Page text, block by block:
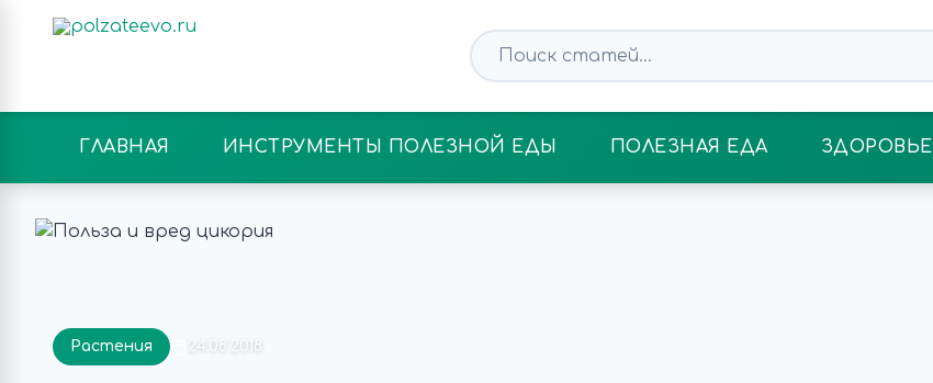
ГЛАВНАЯ ИНСТРУМЕНТЫ ПОЛЕЗНОЙ ЕДЫ ПОЛЕЗНАЯ ЕДА ЗДОРОВЬЕ
Растения 24.08.2018